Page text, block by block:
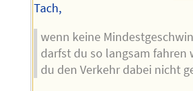
Tach,
wenn keine
darfst du so langsam fahren
du den Verkehr dabei nicht